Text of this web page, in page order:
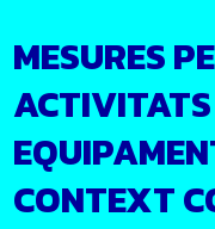
MESURES
ACTIVITATS
CONTEXT